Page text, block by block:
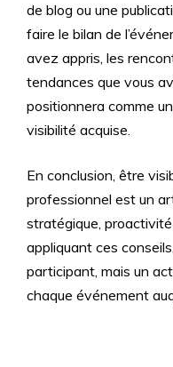
de blog ou une
faire le bilan de
avez appris, les
tendances que vous
positionnera comme
visibilité acquise.
En conclusion, être
professionnel est un
stratégique,
appliquant ces
participant, mais un
chaque événement